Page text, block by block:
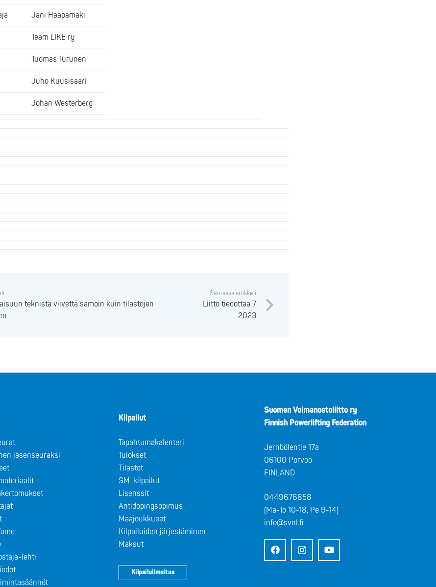
Jani Haapamäki
Team LIKE ry
Tuomas Turunen
Juho Kuusisaari
Johan Westerberg
teknistä viivettä samoin kuin tilastojen
Seuraava artikkeli
Liitto tiedottaa 7
2023
jäsenseuraksi
lehti
Kilpailut
Tapahtumakalenteri
Tulokset
Tilastot
SM-kilpailut
Lisenssit
Antidopingsopimus
Maajoukkueet
Kilpailuiden järjestäminen
Maksut
Kilpailuilmoitus
Suomen Voimanostoliitto ry
Finnish Powerlifting Federation
Jernbölentie 17a
06100 Porvoo
FINLAND
0449676858
(Ma-To 10-18, Pe 9-14)
info@svnl.fi